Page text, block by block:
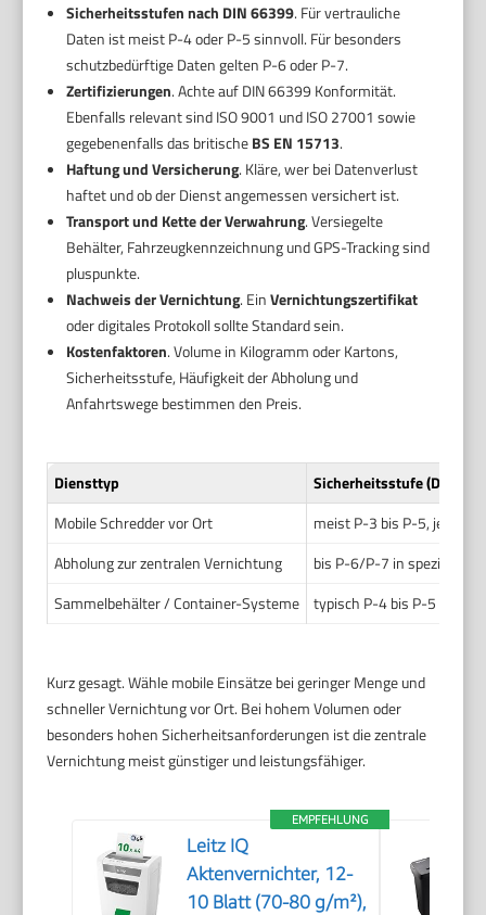
Sicherheitsstufen nach DIN 66399. Für vertrauliche
Daten ist meist P-4 oder P-5 sinnvoll. Für besonders
schutzbedürftige Daten gelten P-6 oder P-7.
Zertifizierungen. Achte auf DIN 66399 Konformität.
Ebenfalls relevant sind ISO 9001 und ISO 27001 sowie
gegebenenfalls das britischeBS EN 15713.
Haftung und Versicherung. Kläre, wer bei Datenverlust
haftet und ob der Dienst angemessen versichert ist.
Transport und Kette der Verwahrung. Versiegelte
Behälter, Fahrzeugkennzeichnung und GPS-Tracking sind
pluspunkte.
Nachweis der Vernichtung. EinVernichtungszertifikat
oder digitales Protokoll sollte Standard sein.
Kostenfaktoren. Volume in Kilogramm oder Kartons,
Sicherheitsstufe, Häufigkeit der Abholung und
Anfahrtswege bestimmen den Preis.
Diensttyp
Sicherheitsstufe (DIN
Mobile Schredder vor Ort
meist P-3 bis P-5, je nach
Abholung zur zentralen Vernichtung
bis P-6/P-7 in
Sammelbehälter / Container-Systeme
typisch P-4 bis P-5
Kurz gesagt. Wähle mobile Einsätze bei geringer Menge und
schneller Vernichtung vor Ort. Bei hohem Volumen oder
besonders hohen Sicherheitsanforderungen ist die zentrale
Vernichtung meist günstiger und leistungsfähiger.
EMPFEHLUNG
Leitz IQ
Aktenvernichter, 12-
10 Blatt (70-80 g/m²),